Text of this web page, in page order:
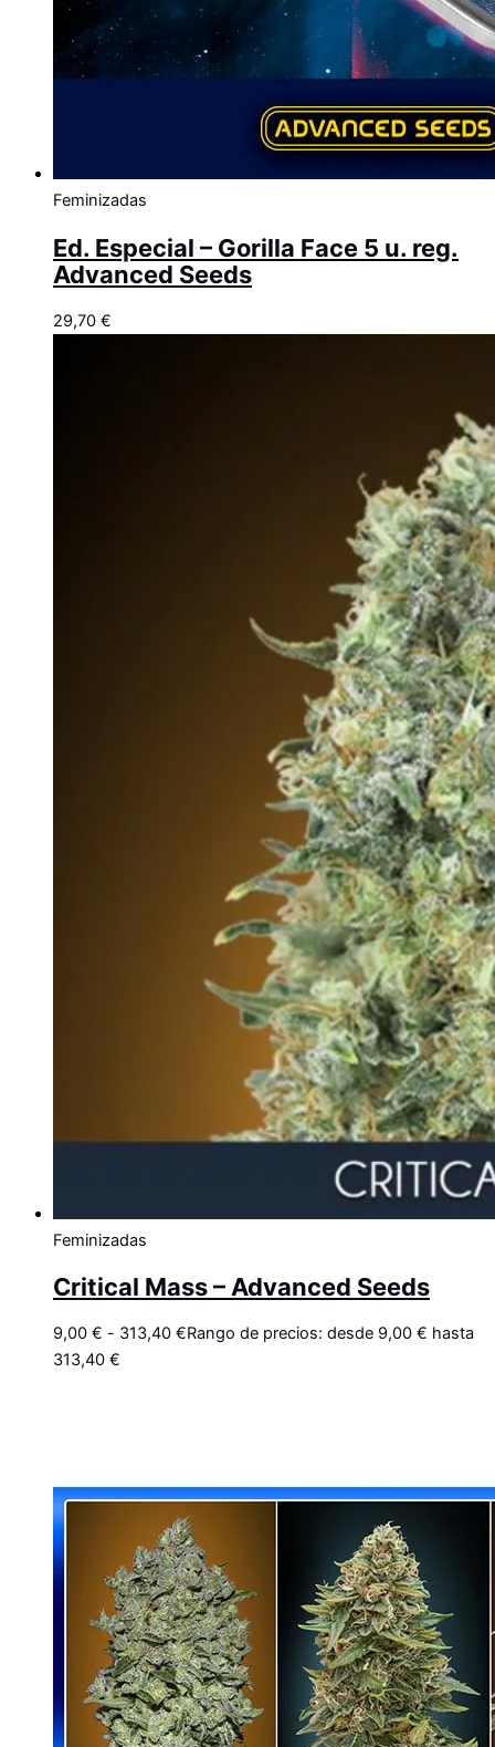
Feminizadas
Ed. Especial – Gorilla Face 5 u. reg.
Advanced Seeds
29,70 €
Feminizadas
Critical Mass – Advanced Seeds
9,00 € - 313,40 €Rango de precios: desde 9,00 € hasta
313,40 €